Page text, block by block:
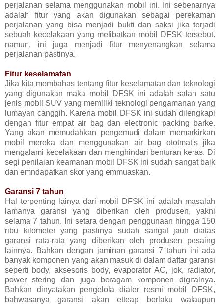
perjalanan selama menggunakan mobil ini. Ini sebenarnya
adalah fitur yang akan digunakan sebagai perekaman
perjalanan yang bisa menjadi bukti dan saksi jika terjadi
sebuah kecelakaan yang melibatkan mobil DFSK tersebut.
namun, ini juga menjadi fitur menyenangkan selama
perjalanan pastinya.
Fitur keselamatan
Jika kita membahas tentang fitur keselamatan dan teknologi
yang digunakan maka mobil DFSK ini adalah salah satu
jenis mobil SUV yang memiliki teknologi pengamanan yang
lumayan canggih. Karena mobil DFSK ini sudah dilengkapi
dengan fitur empat air bag dan electronic packing barke.
Yang akan memudahkan pengemudi dalam memarkirkan
mobil mereka dan menggunakan air bag ototmatis jika
mengalami kecelakaan dan menghindari benturan keras. Di
segi penilaian keamanan mobil DFSK ini sudah sangat baik
dan emndapatkan skor yang emmuaskan.
Garansi 7 tahun
Hal terpenting lainya dari mobil DFSK ini adalah masalah
lamanya garansi yang diberikan oleh produsen, yakni
selama 7 tahun. Ini setara dengan penggunaan hingga 150
ribu kilometer yang pastinya sudah sangat jauh diatas
garansi rata-rata yang diberikan oleh produsen pesaing
lainnya. Bahkan dengan jaminan garansi 7 tahun ini ada
banyak komponen yang akan masuk di dalam daftar garansi
seperti body, aksesoris body, evaporator AC, jok, radiator,
power stering dan juga beragam komponen digitalnya.
Bahkan dinyatakan pengelola dialer resmi mobil DFSK,
bahwasanya garansi akan etteap berlaku walaupun